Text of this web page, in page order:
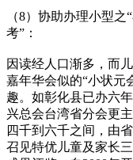
（8）协助办理小型
考”：
因读经人口渐多，而
嘉年华会似的“小状元
趣。如彰化县已办六
兴总会台湾省分会更
四千到六千之间，由
召见特优儿童及家长